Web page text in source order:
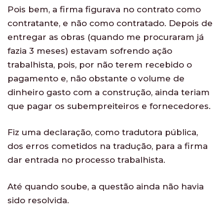
Pois bem, a firma figurava no contrato como
contratante, e não como contratado. Depois de
entregar as obras (quando me procuraram já
fazia 3 meses) estavam sofrendo ação
trabalhista, pois, por não terem recebido o
pagamento e, não obstante o volume de
dinheiro gasto com a construção, ainda teriam
que pagar os subempreiteiros e fornecedores.
Fiz uma declaração, como tradutora pública,
dos erros cometidos na tradução, para a firma
dar entrada no processo trabalhista.
Até quando soube, a questão ainda não havia
sido resolvida.